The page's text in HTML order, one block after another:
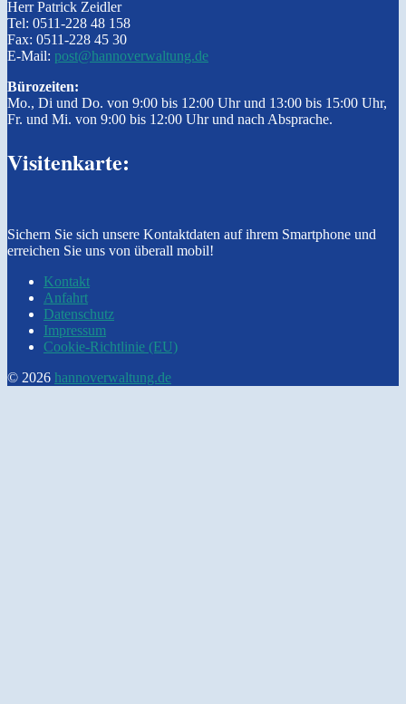
Herr Patrick Zeidler
Tel: 0511-228 48 158
Fax: 0511-228 45 30
E-Mail: post@hannoverwaltung.de
Bürozeiten:
Mo., Di und Do. von 9:00 bis 12:00 Uhr und 13:00 bis 15:00 Uhr,
Fr. und Mi. von 9:00 bis 12:00 Uhr und nach Absprache.
Visitenkarte:
Sichern Sie sich unsere Kontaktdaten auf ihrem Smartphone und
erreichen Sie uns von überall mobil!
Kontakt
Anfahrt
Datenschutz
Impressum
Cookie-Richtlinie (EU)
© 2026 hannoverwaltung.de